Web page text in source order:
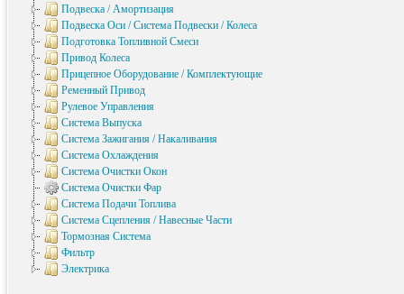
Подвеска / Амортизация
Подвеска Оси / Система Подвески / Колеса
Подготовка Топливной Смеси
Привод Колеса
Прицепное Оборудование / Комплектующие
Ременный Привод
Рулевое Управления
Система Выпуска
Система Зажигания / Накаливания
Система Охлаждения
Система Очистки Окон
Система Очистки Фар
Система Подачи Топлива
Система Сцепления / Навесные Части
Тормозная Система
Фильтр
Электрика